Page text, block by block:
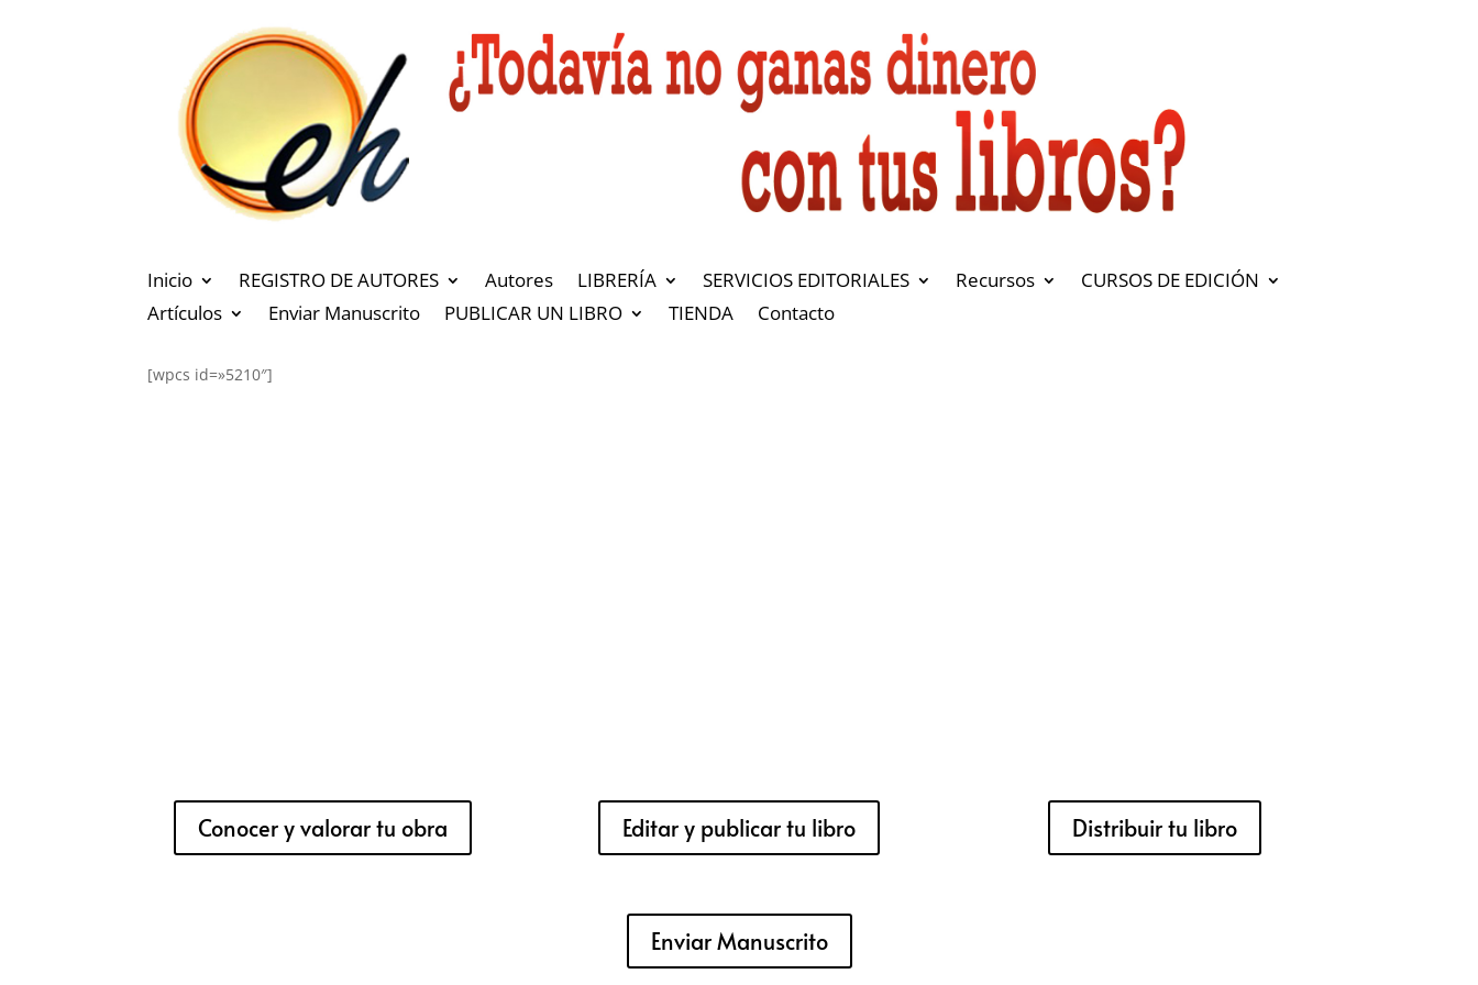
Inicio REGISTRO DE AUTORES Autores LIBRERÍA SERVICIOS EDITORIALES Recursos
CURSOS DE EDICIÓN
Artículos
Enviar Manuscrito PUBLICAR UN LIBRO TIENDA Contacto
[wpcs id=»5210″]
Conocer y valorar tu obra Editar y publicar tu libro Distribuir tu libro
Enviar Manuscrito